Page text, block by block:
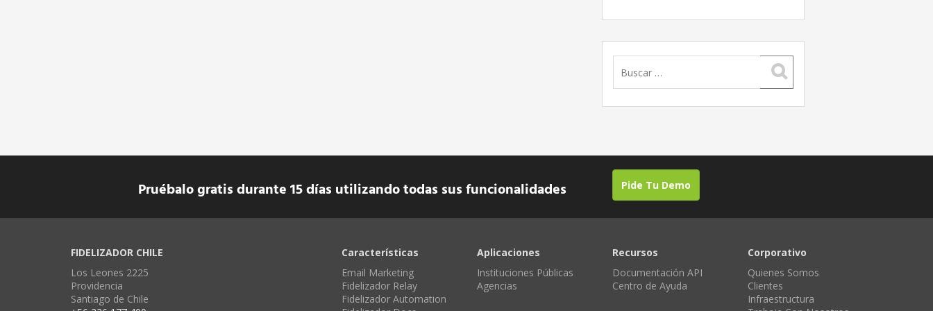
Pruébalo gratis durante 15 días utilizando todas sus funcionalidades Pide Tu Demo
FIDELIZADOR CHILE
Los Leones 2225
Providencia
Santiago de Chile
Características
Email Marketing
Fidelizador Relay
Fidelizador Automation
Aplicaciones
Instituciones Públicas
Agencias
Recursos
Documentación API
Centro de Ayuda
Corporativo
Quienes Somos
Clientes
Infraestructura